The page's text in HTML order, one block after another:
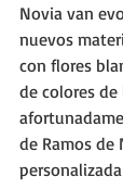
Novia van
nuevos
con flores
de colores de
de Ramos de